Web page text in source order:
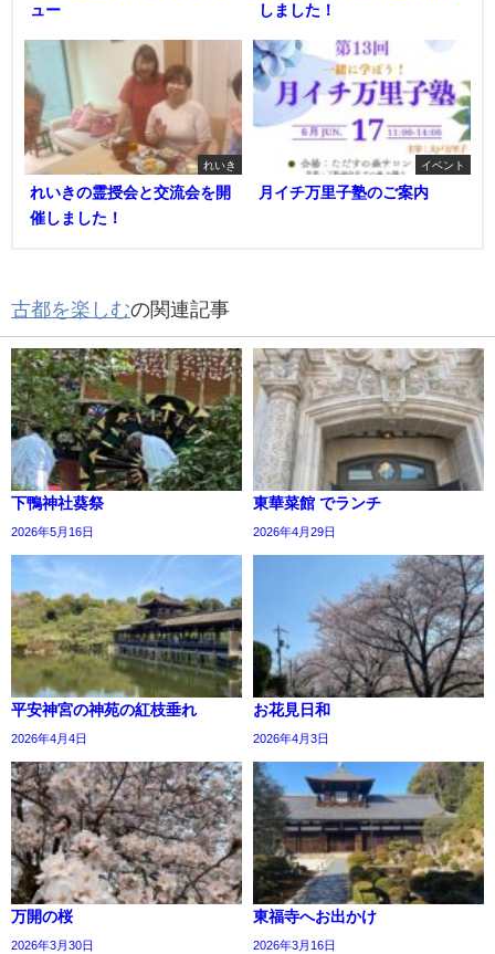
ュー
しました！
れいき
れいきの霊授会と交流会を開
催しました！
イベント
月イチ万里子塾のご案内
古都を楽しむの関連記事
下鴨神社葵祭
2026年5月16日
東華菜館 でランチ
2026年4月29日
平安神宮の神苑の紅枝垂れ
2026年4月4日
お花見日和
2026年4月3日
万開の桜
2026年3月30日
東福寺へお出かけ
2026年3月16日